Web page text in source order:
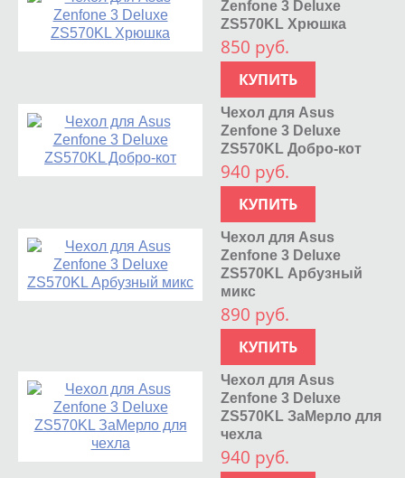
Zenfone 3 Deluxe
ZS570KL Хрюшка
850 руб.
КУПИТЬ
Чехол для Asus
Zenfone 3 Deluxe
ZS570KL Добро-кот
940 руб.
КУПИТЬ
Чехол для Asus
Zenfone 3 Deluxe
ZS570KL Арбузный
микс
890 руб.
КУПИТЬ
Чехол для Asus
Zenfone 3 Deluxe
ZS570KL ЗаМерло для
чехла
940 руб.